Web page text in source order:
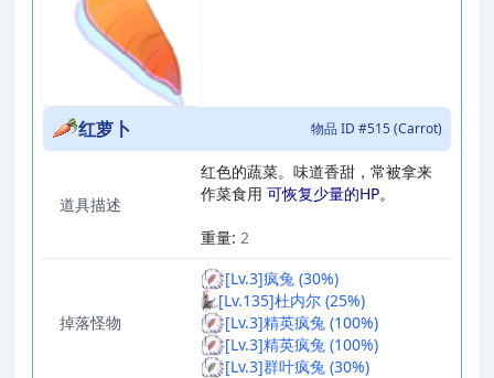
红萝卜 物品 ID #515 (Carrot)
道具描述
红色的蔬菜。味道香甜，常被拿来
作菜食用 可恢复少量的HP。
重量: 2
掉落怪物
[Lv.3]疯兔 (30%)
[Lv.135]杜内尔 (25%)
[Lv.3]精英疯兔 (100%)
[Lv.3]精英疯兔 (100%)
[Lv.3]群叶疯兔 (30%)